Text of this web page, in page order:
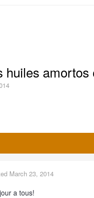
huiles amortos
March 23, 2014
a tous!